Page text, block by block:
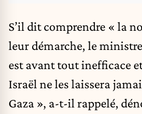
S’il dit comprendre « la
leur démarche, le
est avant tout inefficace
Israël ne les laissera
Gaza », a-t-il rappelé,